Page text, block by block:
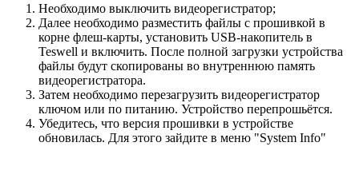
Необходимо выключить видеорегистратор;
Далее необходимо разместить файлы с прошивкой в
корне флеш-карты, установить USB-накопитель в
Teswell и включить. После полной загрузки устройства
файлы будут скопированы во внутреннюю память
видеорегистратора.
Затем необходимо перезагрузить видеорегистратор
ключом или по питанию. Устройство перепрошьётся.
Убедитесь, что версия прошивки в устройстве
обновилась. Для этого зайдите в меню "System Info"